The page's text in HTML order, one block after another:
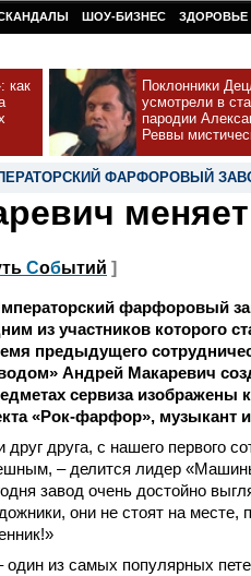
ШОУ-БИЗНЕС ЗДОРОВЬЕ
как
Поклонники
усмотрели в
пародии
Реввы
ФАРФОРОВЫЙ
Событий ]
фарфоровый
из участников которого
предыдущего
Андрей Макаревич
сервиза изображены
«Рок-фарфор», музыкант
друга, с нашего первого
– делится лидер
завод очень достойно
они не стоят на месте,
из самых популярных